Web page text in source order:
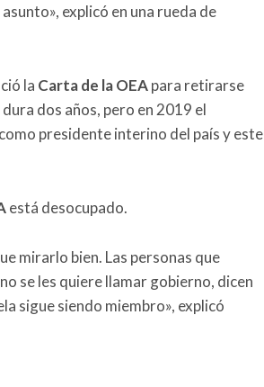
explicó en una rueda de
la Carta de la OEApara retirarse
dos años, pero en 2019 el
como presidente interino del país y este
está desocupado.
mirarlo bien. Las personas que
se les quiere llamar gobierno, dicen
sigue siendo miembro», explicó